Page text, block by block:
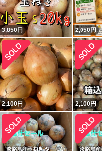
3,850円 2,050円
2,100円 2,100円